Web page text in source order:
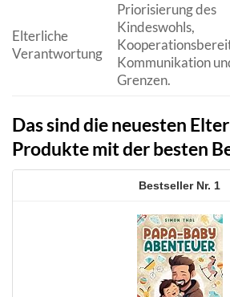
Elterliche
Verantwortung
Priorisierung des
Kindeswohls,
Kommunikation
Grenzen.
Das sind die neuesten
Produkte mit der besten
1